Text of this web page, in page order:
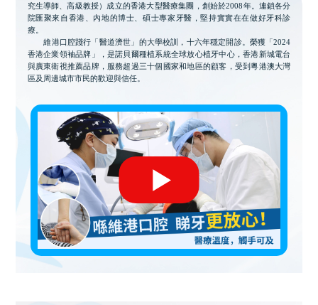
究生導師、高級教授）成立的香港大型醫療集團，創始於2008年。連鎖各分
院匯聚來自香港、內地的博士、碩士專家牙醫，堅持實實在在做好牙科診
療。
維港口腔踐行「醫道濟世」的大學校訓，十六年穩定開診。榮獲「2024
香港企業領袖品牌」，是諾貝爾種植系統全球放心植牙中心，香港新城電台
與廣東衛視推薦品牌，服務超過三十個國家和地區的顧客，受到粵港澳大灣
區及周邊城市市民的歡迎與信任。